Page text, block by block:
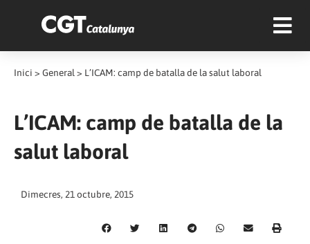
Inici > General > L’ICAM: camp de batalla de la salut laboral
L’ICAM: camp de batalla de la
salut laboral
Dimecres, 21 octubre, 2015